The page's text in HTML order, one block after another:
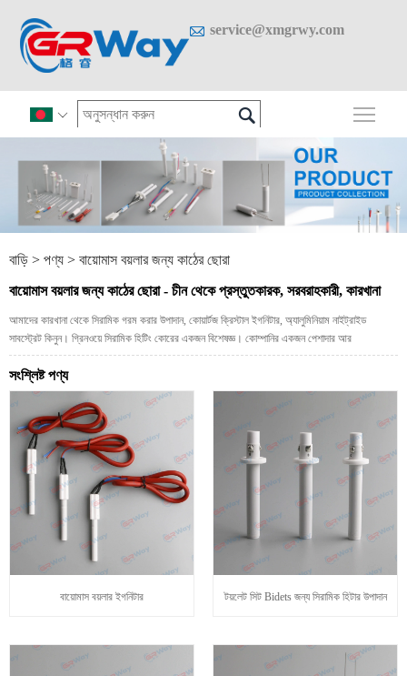
 service@xmgrwy.com
 
বাড়ি > পণ্য > বায়োমাস বয়লার জন্য কাঠের ছোরা
বায়োমাস বয়লার জন্য কাঠের ছোরা - চীন থেকে প্রস্তুতকারক, সরবরাহকারী, কারখানা
আমাদের কারখানা থেকে সিরামিক গরম করার উপাদান, কোয়ার্টজ ক্রিস্টাল ইগনিটার, অ্যালুমিনিয়াম নাইট্রাইড
সাবস্ট্রেট কিনুন। গ্রিনওয়ে সিরামিক হিটিং কোরের একজন বিশেষজ্ঞ। কোম্পানির একজন পেশাদার আর
সংশ্লিষ্ট পণ্য
বায়োমাস বয়লার ইগনিটার টয়লেট সিট Bidets জন্য সিরামিক হিটার উপাদান